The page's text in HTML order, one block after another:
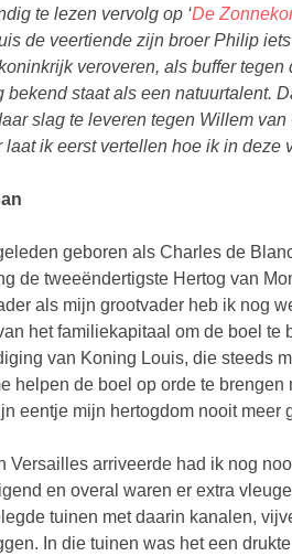
te lezen vervolg op ‘De
de veertiende zijn broer Philip
veroveren, als buffer
bekend staat als een natuurtalent.
slag te leveren tegen Willem
ik eerst vertellen hoe ik in deze
geboren als Charles de
de tweeëndertigste Hertog van
als mijn grootvader heb ik nog
het familiekapitaal om de boel
van Koning Louis, die steeds
helpen de boel op orde te
eentje mijn hertogdom nooit meer
Versailles arriveerde had ik nog
en overal waren er extra
tuinen met daarin kanalen,
In die tuinen was het een